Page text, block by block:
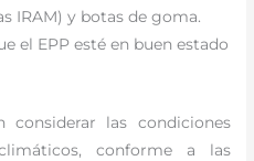
IRAM) y botas de goma.
el EPP esté en buen estado
considerar las condiciones
conforme a las